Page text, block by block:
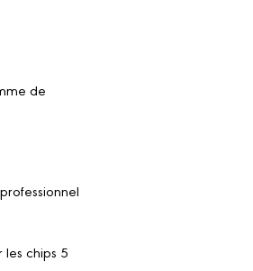
de
les chips 5